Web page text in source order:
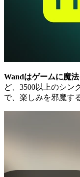
Wandはゲームに魔法
ど、3500以上のシン
で、楽しみを邪魔す